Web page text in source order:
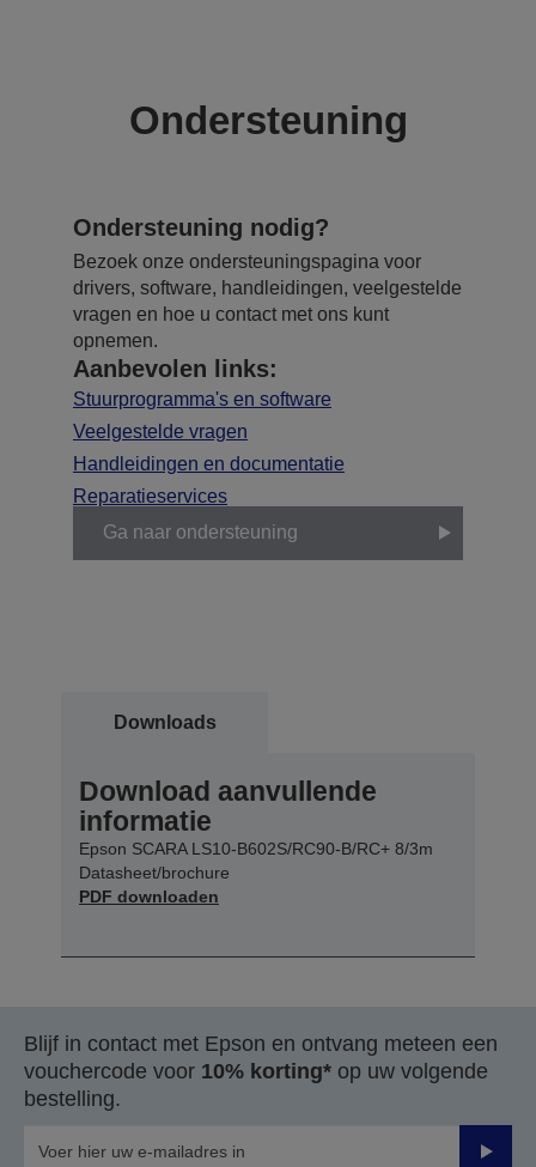
Ondersteuning
Ondersteuning nodig?
Bezoek onze ondersteuningspagina voor
drivers, software, handleidingen, veelgestelde
vragen en hoe u contact met ons kunt
opnemen.
Aanbevolen links:
Stuurprogramma's en software
Veelgestelde vragen
Handleidingen en documentatie
Reparatieservices
Ga naar ondersteuning
Downloads
Download aanvullende
informatie
Epson SCARA LS10-B602S/RC90-B/RC+ 8/3m
Datasheet/brochure
PDF downloaden
Blijf in contact met Epson en ontvang meteen een
vouchercode voor 10% korting* op uw volgende
bestelling.